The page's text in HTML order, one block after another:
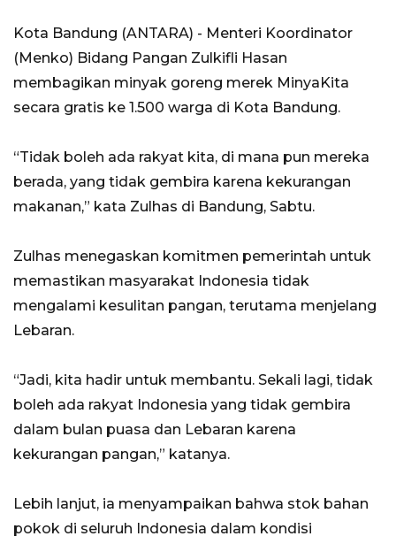
Kota Bandung (ANTARA) - Menteri Koordinator
(Menko) Bidang Pangan Zulkifli Hasan
membagikan minyak goreng merek MinyaKita
secara gratis ke 1.500 warga di Kota Bandung.
“Tidak boleh ada rakyat kita, di mana pun mereka
berada, yang tidak gembira karena kekurangan
makanan,” kata Zulhas di Bandung, Sabtu.
Zulhas menegaskan komitmen pemerintah untuk
memastikan masyarakat Indonesia tidak
mengalami kesulitan pangan, terutama menjelang
Lebaran.
“Jadi, kita hadir untuk membantu. Sekali lagi, tidak
boleh ada rakyat Indonesia yang tidak gembira
dalam bulan puasa dan Lebaran karena
kekurangan pangan,” katanya.
Lebih lanjut, ia menyampaikan bahwa stok bahan
pokok di seluruh Indonesia dalam kondisi